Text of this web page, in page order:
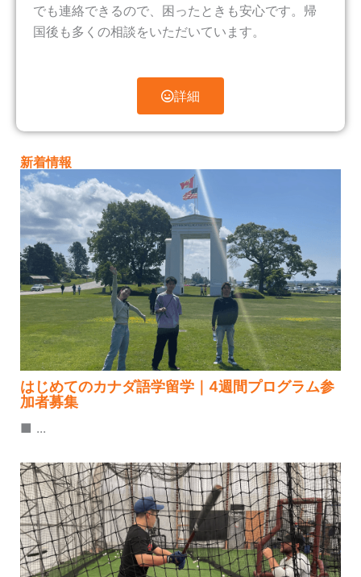
でも連絡できるので、困ったときも安心です。帰
国後も多くの相談をいただいています。
詳細
新着情報
はじめてのカナダ語学留学｜4週間プログラム参
加者募集
■ ...